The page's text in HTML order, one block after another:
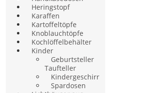
Heringstopf
Karaffen
Kartoffeltöpfe
Knoblauchtöpfe
Kochlöffelbehälter
Kinder
Geburtsteller
Taufteller
Kindergeschirr
Spardosen